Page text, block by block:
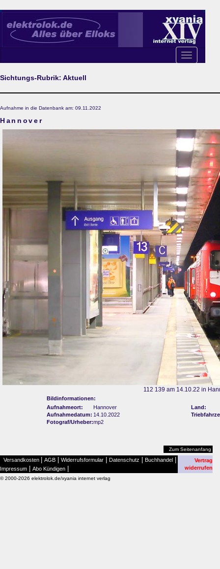
Toggle
navigation
Sichtungs-Rubrik: Aktuell
Aufnahme in die Datenbank am: 09.11.2022
Hannover
112 139 am 14.10.22 in
Bildinformationen:
Aufnahmeort:
Hannover
Land:
Aufnahmedatum: 14.10.2022
Fotograf/Urheber:mp2
Zum Seitenanfang
Versandkosten AGB Widerrufsformular Datenschutz Buchhandel
Impressum Abo Kündigen
Vertrag
widerrufen
© 2000-2026 elektrolok.de/xyania internet verlag